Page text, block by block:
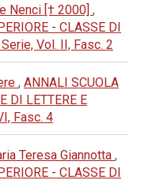
Nenci [† 2000] ,
- CLASSE DI
Vol. II, Fasc. 2
, ANNALI SCUOLA
DI LETTERE E
Fasc. 4
Teresa Giannotta ,
- CLASSE DI